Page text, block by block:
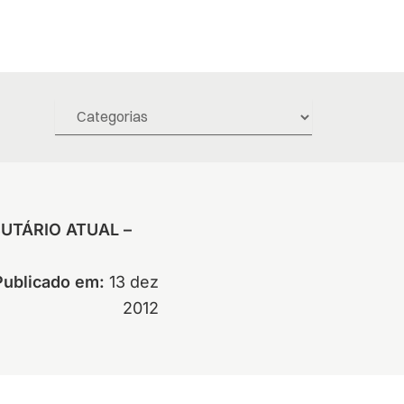
ATUAL –
em: 13 dez
2012